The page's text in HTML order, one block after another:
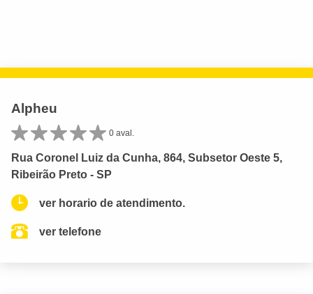
Alpheu
0 aval.
Rua Coronel Luiz da Cunha, 864, Subsetor Oeste 5,
Ribeirão Preto - SP
ver horario de atendimento.
ver telefone